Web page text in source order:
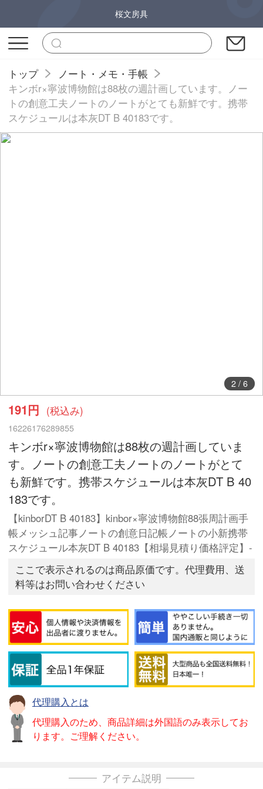
桜文房具
トップ
ノート・メモ・手帳
キンボr×寧波博物館は88枚の週計画しています。ノー
トの創意工夫ノートのノートがとても新鮮です。携帯
スケジュールは本灰DT B 40183です。
2/ 6
191円 (税込み)
16226176289855
キンボr×寧波博物館は88枚の週計画していま
す。ノートの創意工夫ノートのノートがとて
も新鮮です。携帯スケジュールは本灰DT B 40
183です。
【kinborDT B 40183】kinbor×寧波博物館88張周計画手
帳メッシュ記事ノートの創意日記帳ノートの小新携帯
スケジュール本灰DT B 40183【相場見積り価格評定】-
ここで表示されるのは商品原価です。代理費用、送
料等はお問い合わせください
代理購入とは
代理購入のため、商品詳細は外国語のみ表示してお
ります。ご理解ください。
アイテム説明